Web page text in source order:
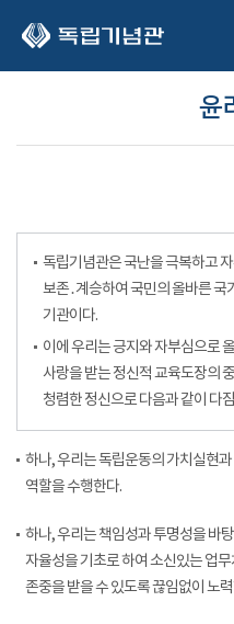
윤
독립기념관은 국난을 극복하고
보존․계승하여 국민의 올바른 국
기관이다.
이에 우리는 긍지와 자부심으로
사랑을 받는 정신적 교육도장의
청렴한 정신으로 다음과 같이 다
하나, 우리는 독립운동의 가치실현
역할을 수행한다.
하나, 우리는 책임성과 투명성을 바
자율성을 기초로 하여 소신있는 업
존중을 받을 수 있도록 끊임없이 노